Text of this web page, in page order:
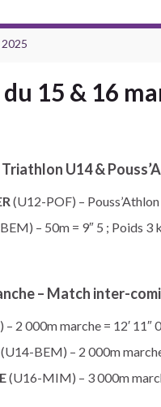
15 & 16
Triathlon U14 &
(U12-POF) –
– 50m = 9″ 5 ; Poids
– Match inter-
2 000m marche = 12′ 11″
(U14-BEM) – 2 000m
(U16-MIM) – 3 000m